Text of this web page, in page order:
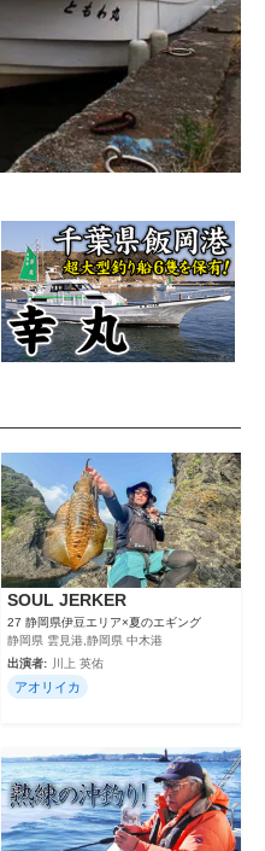
SOUL JERKER
27 静岡県伊豆エリア×夏のエギング
静岡県 雲見港,静岡県 中木港
出演者:
川上 英佑
アオリイカ